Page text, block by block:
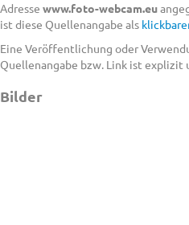
Adresse www.foto-webcam.eu
ist diese Quellenangabe als
Eine Veröffentlichung oder
Quellenangabe bzw. Link ist explizit
Bilder